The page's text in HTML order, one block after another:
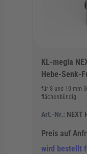
KL-megla
Hebe-Senk-
für 8 und 10 mm
flächenbündig
Art.-Nr.: NEXT
Preis auf
wird bestellt